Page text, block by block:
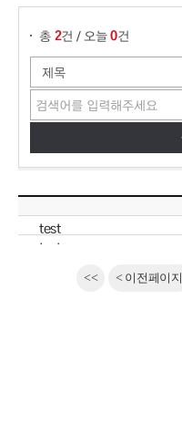
총 2 건 / 오늘0건
test
test
<< < 이전페이지